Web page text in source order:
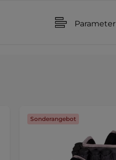
Parameter
Sonderangebot